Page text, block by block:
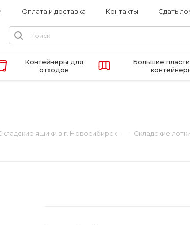
Оплата и доставка Контакты Сдать
Контейнеры для
отходов
Большие
ящики в г. Новосибирск — Складские